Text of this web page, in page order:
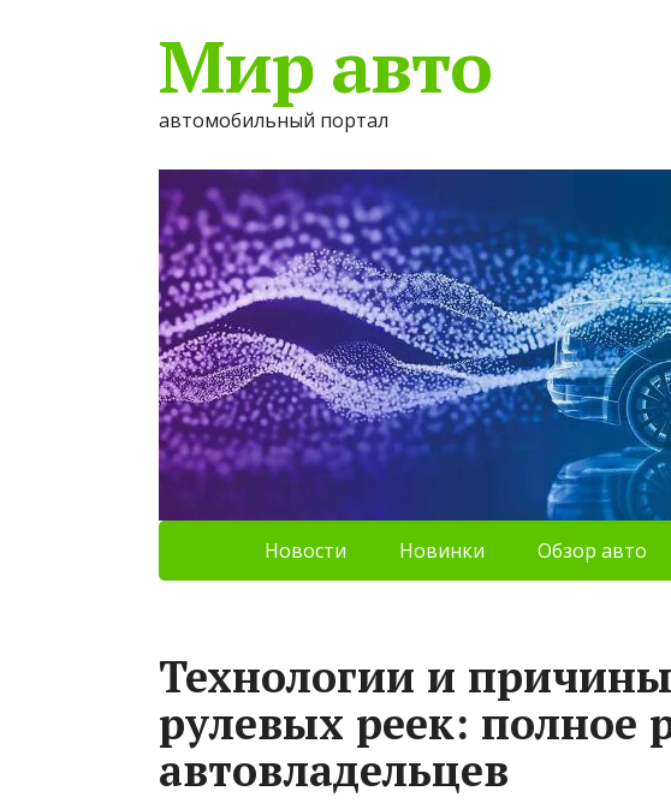
Мир авто
автомобильный портал
Новости Новинки Обзор авто
Технологии и
рулевых реек: полное
автовладельцев